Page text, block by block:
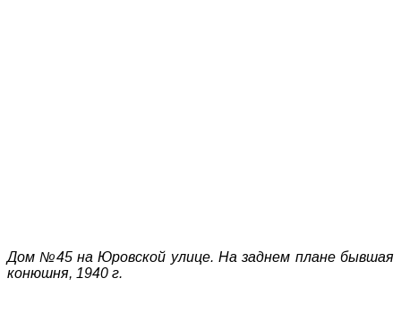
Дом №45 на Юровской улице. На заднем плане бывшая
конюшня, 1940 г.